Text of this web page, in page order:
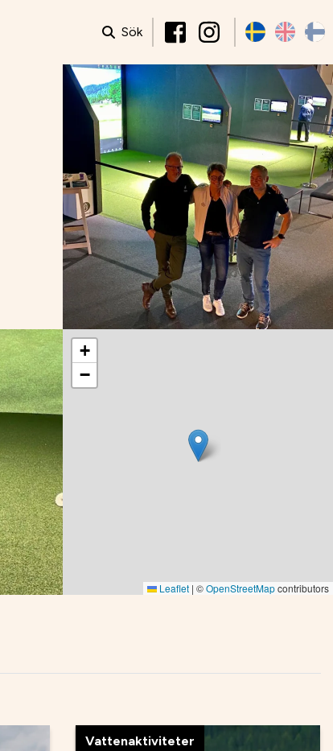
Sök
+
−
Leaflet | ©OpenStreetMapcontributors
Vattenaktiviteter